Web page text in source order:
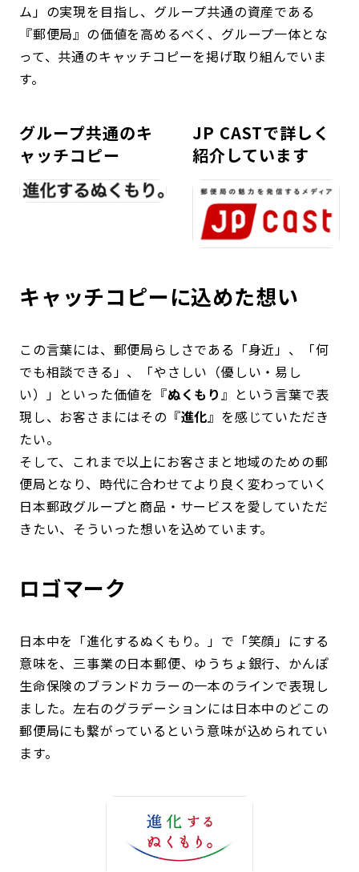
ガバナンス
ESGデータ集
ム」の実現を目指し、グループ共通の資産である
『郵便局』の価値を高めるべく、グループ一体とな
って、共通のキャッチコピーを掲げ取り組んでいま
す。
グループ共通のキ
ャッチコピー
JP CASTで詳しく
紹介しています
キャッチコピーに込めた想い
この言葉には、郵便局らしさである「身近」、「何
でも相談できる」、「やさしい（優しい・易し
い）」といった価値を『ぬくもり』という言葉で表
現し、お客さまにはその『進化』を感じていただき
たい。
そして、これまで以上にお客さまと地域のための郵
便局となり、時代に合わせてより良く変わっていく
日本郵政グループと商品・サービスを愛していただ
きたい、そういった想いを込めています。
ロゴマーク
日本中を「進化するぬくもり。」で「笑顔」にする
意味を、三事業の日本郵便、ゆうちょ銀行、かんぽ
生命保険のブランドカラーの一本のラインで表現し
ました。左右のグラデーションには日本中のどこの
郵便局にも繋がっているという意味が込められてい
ます。